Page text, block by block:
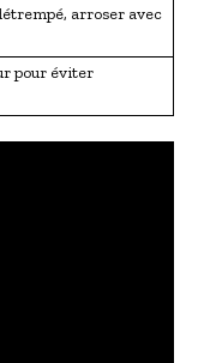
arroser avec
pour éviter